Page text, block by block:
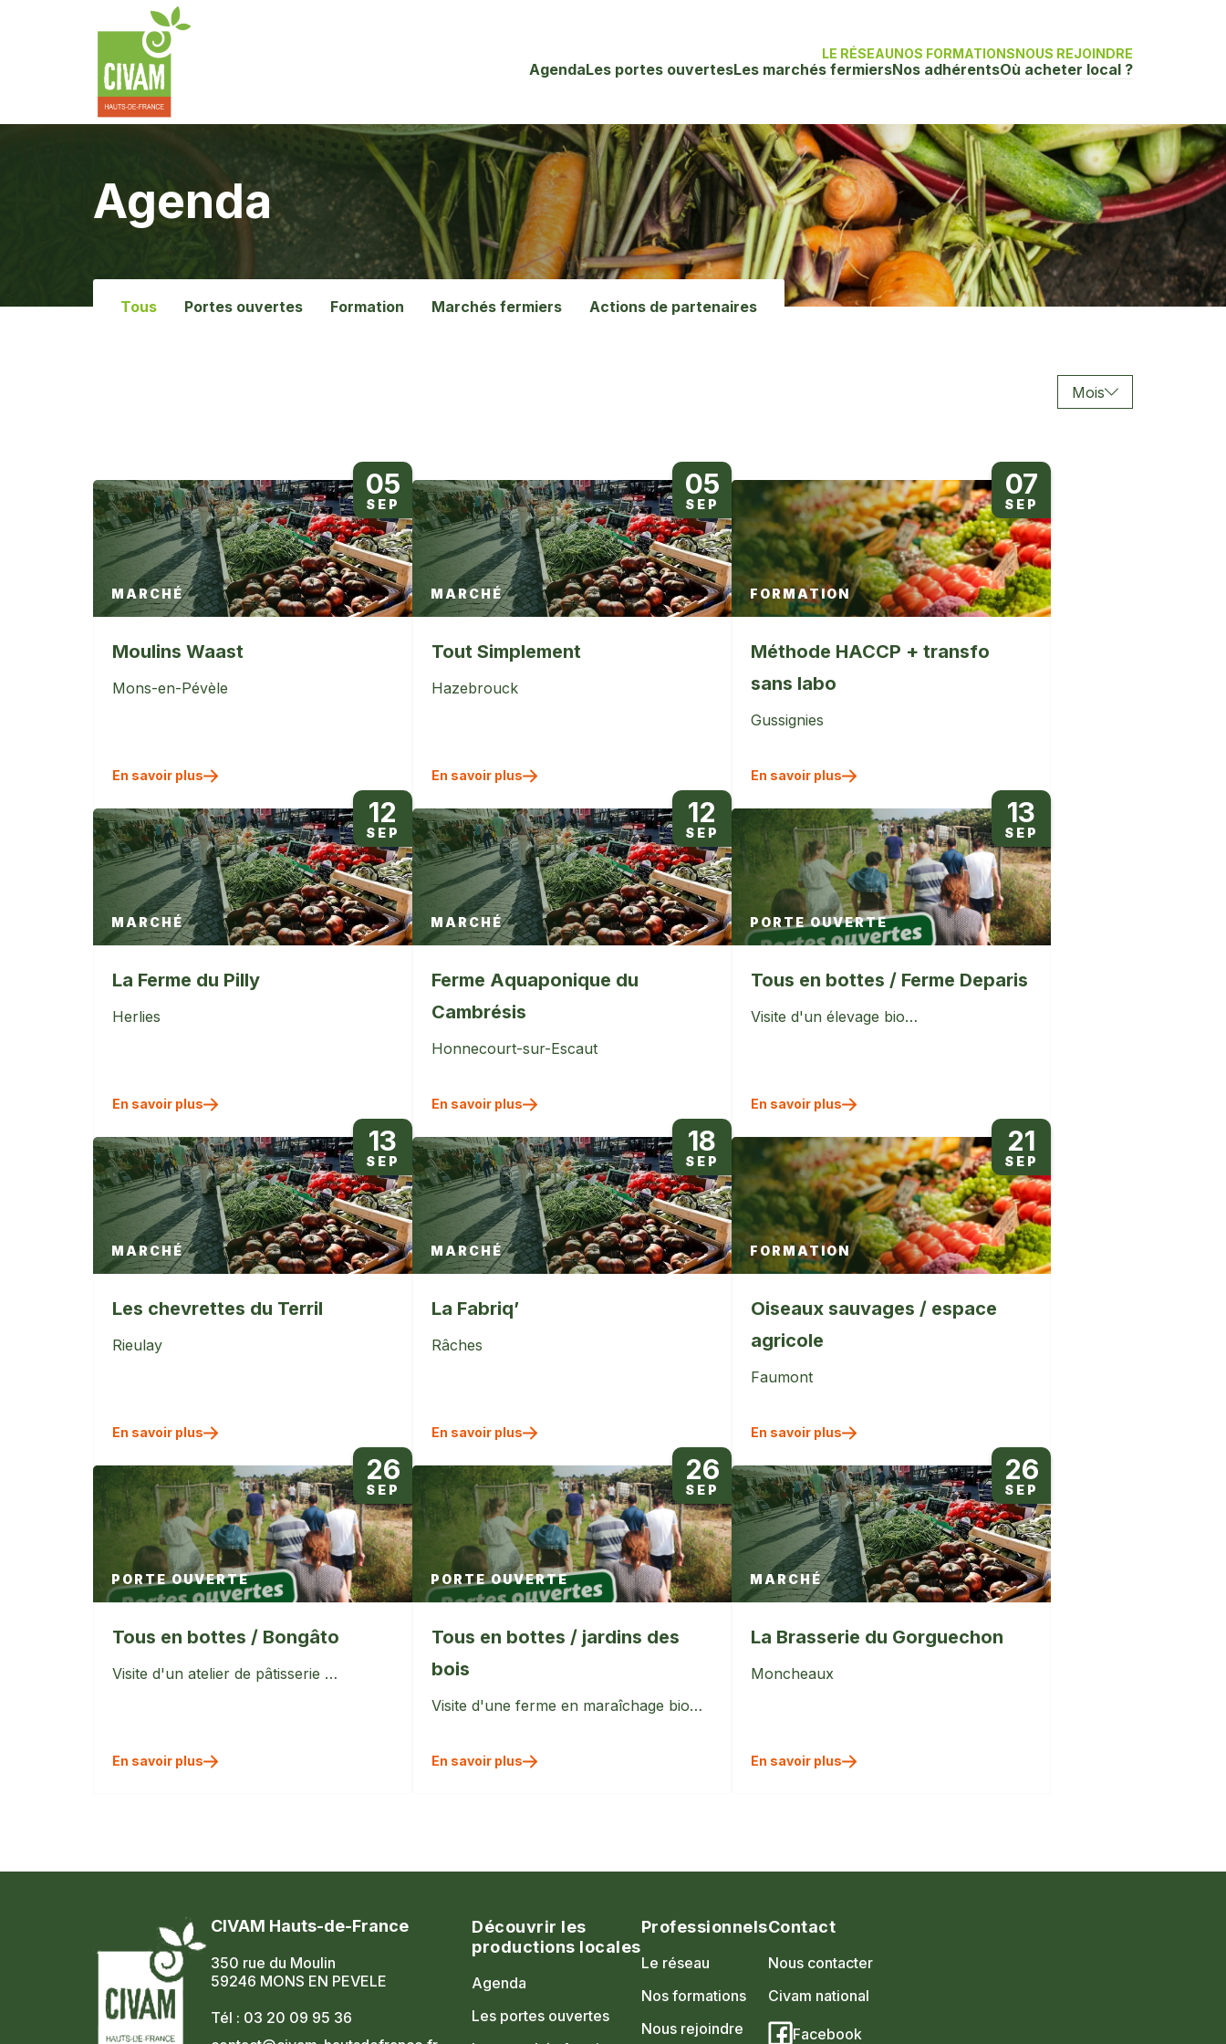
LE RÉSEAUNOS FORMATIONSNOUS REJOINDRE
AgendaLes portes ouvertesLes marchés fermiersNos adhérentsOù acheter local ?
Agenda
Tous Portes ouvertes Formation Marchés fermiers Actions de partenaires
Mois
05
SEP
MARCHÉ
Moulins Waast
Mons-en-Pévèle
En savoir plus
05
SEP
MARCHÉ
Tout Simplement
Hazebrouck
En savoir plus
07
SEP
FORMATION
Méthode HACCP + transfo
sans labo
Gussignies
En savoir plus
12
SEP
MARCHÉ
La Ferme du Pilly
Herlies
En savoir plus
12
SEP
MARCHÉ
Ferme Aquaponique du
Cambrésis
Honnecourt-sur-Escaut
En savoir plus
13
SEP
PORTE OUVERTE
Tous en bottes / Ferme Deparis
Visite d'un élevage bio…
En savoir plus
13
SEP
MARCHÉ
Les chevrettes du Terril
Rieulay
En savoir plus
18
SEP
MARCHÉ
La Fabriq’
Râches
En savoir plus
21
SEP
FORMATION
Oiseaux sauvages / espace
agricole
Faumont
En savoir plus
26
SEP
PORTE OUVERTE
Tous en bottes / Bongâto
Visite d'un atelier de pâtisserie …
En savoir plus
26
SEP
PORTE OUVERTE
Tous en bottes / jardins des
bois
Visite d'une ferme en maraîchage bio…
En savoir plus
26
SEP
MARCHÉ
La Brasserie du Gorguechon
Moncheaux
En savoir plus
CIVAM Hauts-de-France
350 rue du Moulin
59246 MONS EN PEVELE
Tél : 03 20 09 95 36
Découvrir les
productions locales
Agenda
Les portes ouvertes
Professionnels
Le réseau
Nos formations
Nous rejoindre
Contact
Nous contacter
Civam national
Facebook